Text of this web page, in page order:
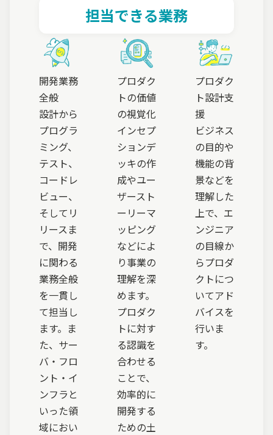
担当できる業務
開発業務
全般
設計から
プログラ
ミング、
テスト、
コードレ
ビュー、
そしてリ
リースま
で、開発
に関わる
業務全般
を一貫し
て担当し
ます。ま
た、サー
バ・フロ
ント・イ
ンフラと
いった領
域におい
プロダク
トの価値
の視覚化
インセプ
ションデ
ッキの作
成やユー
ザースト
ーリーマ
ッピング
などによ
り事業の
理解を深
めます。
プロダク
トに対す
る認識を
合わせる
ことで、
効率的に
開発する
ための土
プロダク
ト設計支
援
ビジネス
の目的や
機能の背
景などを
理解した
上で、エ
ンジニア
の目線か
らプロダ
クトにつ
いてアド
バイスを
行いま
す。